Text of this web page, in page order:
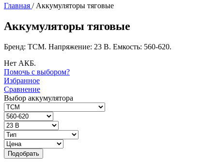
Главная / Аккумуляторы тяговые
Аккумуляторы тяговые
Бренд: TCM. Напряжение: 23 В. Емкость: 560-620.
Нет АКБ.
Помочь с выбором?
Избранное
Сравнение
Выбор аккумулятора
Подобрать